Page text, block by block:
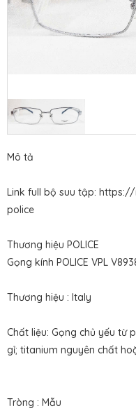
Mô tả
Link full bộ suu tập:
police
Thương hiệu POLICE
Gọng kính POLICE VPL
Thương hiệu : Italy
Chất liệu: Gọng chủ yếu từ
gỉ; titanium nguyên chất
Tròng : Mẫu